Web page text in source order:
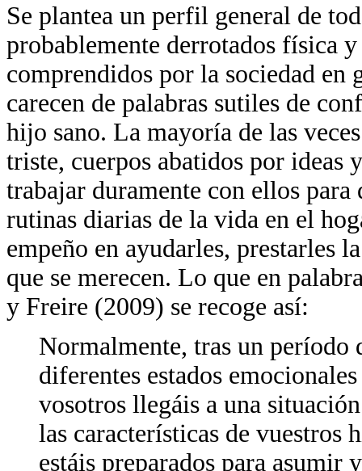
Se plantea un perfil general de
probablemente derrotados física
comprendidos por la sociedad en
carecen de palabras sutiles de
hijo sano. La mayoría de las
triste, cuerpos abatidos por ideas
trabajar duramente con ellos para
rutinas diarias de la vida en el
empeño en ayudarles, prestarles
que se merecen. Lo que en
y Freire (2009) se recoge así:
Normalmente, tras un período
diferentes estados
vosotros llegáis a una
las características de vuestros
estáis preparados para asumir